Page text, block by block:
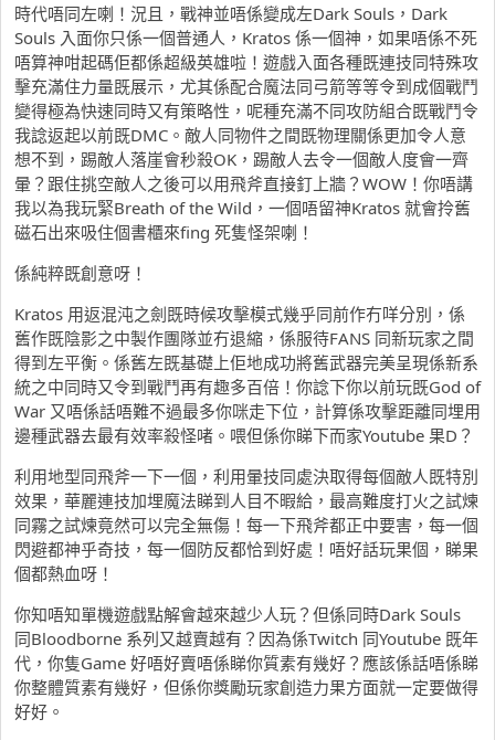
時代唔同左喇！況且，戰神並唔係變成左Dark Souls，Dark
Souls 入面你只係一個普通人，Kratos 係一個神，如果唔係不死
唔算神咁起碼佢都係超級英雄啦！遊戲入面各種既連技同特殊攻
擊充滿住力量既展示，尤其係配合魔法同弓箭等等令到成個戰鬥
變得極為快速同時又有策略性，呢種充滿不同攻防組合既戰鬥令
我諗返起以前既DMC。敵人同物件之間既物理關係更加令人意
想不到，踢敵人落崖會秒殺OK，踢敵人去令一個敵人度會一齊
暈？跟住挑空敵人之後可以用飛斧直接釘上牆？WOW！你唔講
我以為我玩緊Breath of the Wild，一個唔留神Kratos 就會拎舊
磁石出來吸住個書櫃來fing 死隻怪架喇！
係純粹既創意呀！
Kratos 用返混沌之劍既時候攻擊模式幾乎同前作冇咩分別，係
舊作既陰影之中製作團隊並冇退縮，係服待FANS 同新玩家之間
得到左平衡。係舊左既基礎上佢地成功將舊武器完美呈現係新系
統之中同時又令到戰鬥再有趣多百倍！你諗下你以前玩既God of
War 又唔係話唔難不過最多你咪走下位，計算係攻擊距離同埋用
邊種武器去最有效率殺怪啫。喂但係你睇下而家Youtube 果D？
利用地型同飛斧一下一個，利用暈技同處決取得每個敵人既特別
效果，華麗連技加埋魔法睇到人目不暇給，最高難度打火之試煉
同霧之試煉竟然可以完全無傷！每一下飛斧都正中要害，每一個
閃避都神乎奇技，每一個防反都恰到好處！唔好話玩果個，睇果
個都熱血呀！
你知唔知單機遊戲點解會越來越少人玩？但係同時Dark Souls
同Bloodborne 系列又越賣越有？因為係Twitch 同Youtube 既年
代，你隻Game 好唔好賣唔係睇你質素有幾好？應該係話唔係睇
你整體質素有幾好，但係你獎勵玩家創造力果方面就一定要做得
好好。